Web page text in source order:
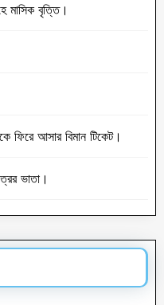
মাসিক বৃত্তি।
ফিরে আসার বিমান টিকেট।
ভাতা।